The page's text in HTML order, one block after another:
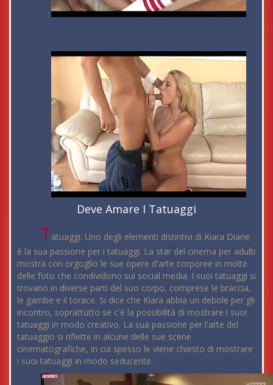
Deve Amare I Tatuaggi
Tatuaggi: Uno degli elementi distintivi di Kiara Diane
è la sua passione per i tatuaggi. La star del cinema per adulti
mostra con orgoglio le sue opere d'arte corporee in molte
delle foto che condividono sui social media. I suoi tatuaggi si
trovano in diverse parti del suo corpo, comprese le braccia,
le gambe e il torace. Si dice che Kiara abbia un debole per gli
incontro, soprattutto se c'è la possibilità di mostrare i suoi
tatuaggi in modo creativo. La sua passione per l'arte del
tatuaggio si riflette in alcune delle sue scene
cinematografiche, in cui spesso le viene chiesto di mostrare
i suoi tatuaggi in modo seducente.